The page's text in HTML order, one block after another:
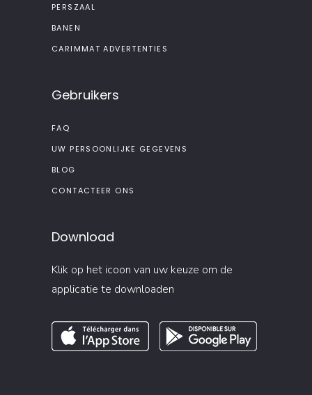
PERSZAAL
BANEN
CARIMMAT ADVERTENTIES
Gebruikers
FAQ
UW PERSOONLIJKE GEGEVENS
BLOG
CONTACTEER ONS
Download
Klik op het icoon van uw keuze om de
applicatie te downloaden